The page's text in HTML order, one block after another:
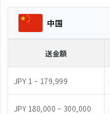
中国
送金額
JPY 1 ~ 179,999
JPY 180,000 ~ 300,000